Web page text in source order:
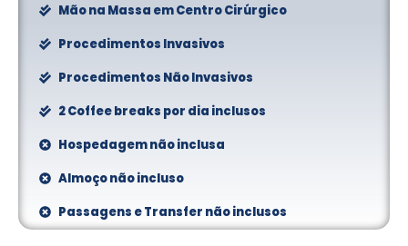
Mão na Massa em Centro Cirúrgico
Procedimentos Invasivos
Procedimentos Não Invasivos
2 Coffee breaks por dia inclusos
Hospedagem não inclusa
Almoço não incluso
Passagens e Transfer não inclusos